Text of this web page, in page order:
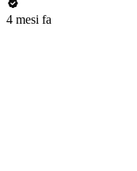
4 mesi fa